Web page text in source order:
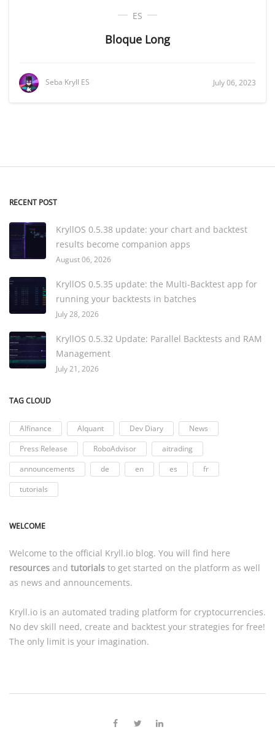
ES
Bloque Long
Seba Kryll ES July 06, 2023
RECENT POST
KryllOS 0.5.38 update: your chart and backtest
results become companion apps
August 06, 2026
KryllOS 0.5.35 update: the Multi-Backtest app for
running your backtests in batches
July 28, 2026
KryllOS 0.5.32 Update: Parallel Backtests and RAM
Management
July 21, 2026
TAG CLOUD
AIfinance AIquant Dev Diary
News
Press Release
RoboAdvisor
aitrading
announcements
de en es
fr
tutorials
WELCOME
Welcome to the official Kryll.io blog. You will find here
resources and tutorials to get started on the platform as well
as news and announcements.
Kryll.io is an automated trading platform for cryptocurrencies.
No dev skill need, create and backtest your strategies for free!
The only limit is your imagination.